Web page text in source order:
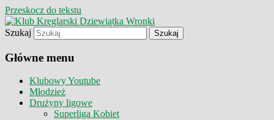
Przeskocz do tekstu
Klub Kręglarski Dziewiątka
Wronki
Klub Kręglarski Dziewiątka Wronki
Szukaj
Główne menu
Klubowy Youtube
Młodzież
Drużyny ligowe
Superliga Kobiet